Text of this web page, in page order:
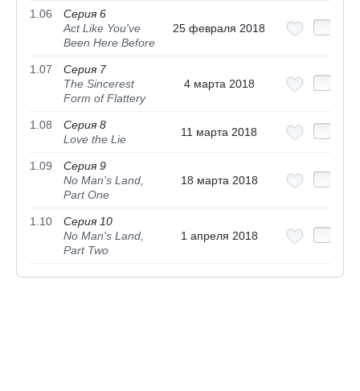
1.06
Серия 6
Act Like You've
Been Here Before
25 февраля 2018
1.07
Серия 7
The Sincerest
Form of Flattery
4 марта 2018
1.08
Серия 8
Love the Lie
11 марта 2018
1.09
Серия 9
No Man's Land,
Part One
18 марта 2018
1.10
Серия 10
No Man's Land,
Part Two
1 апреля 2018